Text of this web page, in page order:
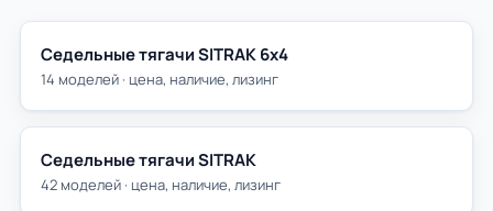
Седельные тягачи SITRAK 6х4
14 моделей · цена, наличие, лизинг
Седельные тягачи SITRAK
42 моделей · цена, наличие, лизинг